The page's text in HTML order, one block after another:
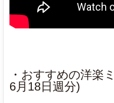
・おすすめの洋楽
6月18日週分)